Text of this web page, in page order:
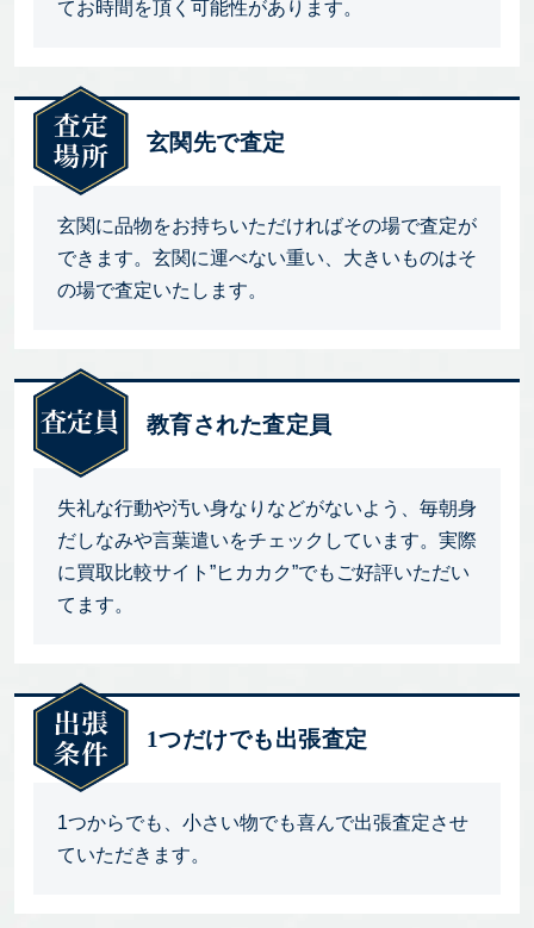
てお時間を頂く可能性があります。
玄関先で査定
玄関に品物をお持ちいただければその場で査定が
できます。玄関に運べない重い、大きいものはそ
の場で査定いたします。
教育された査定員
失礼な行動や汚い身なりなどがないよう、毎朝身
だしなみや言葉遣いをチェックしています。実際
に買取比較サイト”ヒカカク”でもご好評いただい
てます。
1つだけでも出張査定
1つからでも、小さい物でも喜んで出張査定させ
ていただきます。